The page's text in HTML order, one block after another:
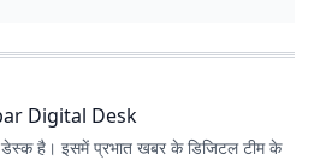
Digital Desk
है। इसमें प्रभात खबर के डिजिटल टीम के